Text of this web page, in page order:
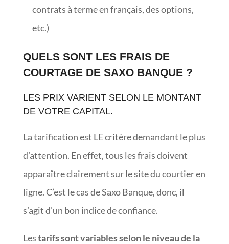
contrats à terme en français, des options,
etc.)
QUELS SONT LES FRAIS DE
COURTAGE DE SAXO BANQUE ?
LES PRIX VARIENT SELON LE MONTANT
DE VOTRE CAPITAL.
La tarification est LE critère demandant le plus
d’attention. En effet, tous les frais doivent
apparaître clairement sur le site du courtier en
ligne. C’est le cas de Saxo Banque, donc, il
s’agit d’un bon indice de confiance.
Lestarifs sont variables selon le niveau de la